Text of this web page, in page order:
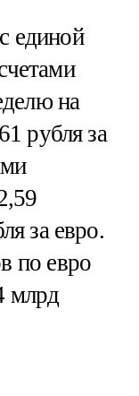
единой
на
рубля за
за евро.
по евро
млрд